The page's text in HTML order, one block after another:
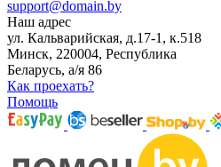
support@domain.by
Наш адрес
ул. Кальварийская, д.17-1, к.518
Минск, 220004, Республика
Беларусь, а/я 86
Как проехать?
Помощь